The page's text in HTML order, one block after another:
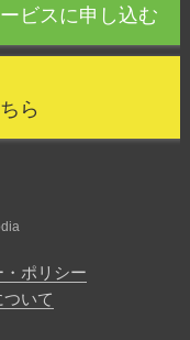
ビスに申し込む
ら
ポリシー
いて